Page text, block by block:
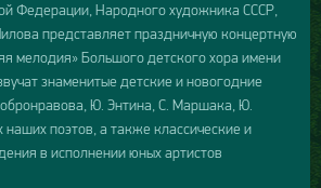
Федерации, Народного художника СССР,
представляет праздничную концертную
мелодия» Большого детского хора имени
знаменитые детские и новогодние
Ю. Энтина, С. Маршака, Ю.
наших поэтов, а также классические и
в исполнении юных артистов